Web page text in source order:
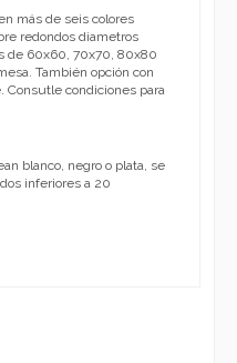
más de seis colores
redondos diametros
de 60x60, 70x70, 80x80
También opción con
Consutle condiciones para
blanco, negro o plata, se
inferiores a 20